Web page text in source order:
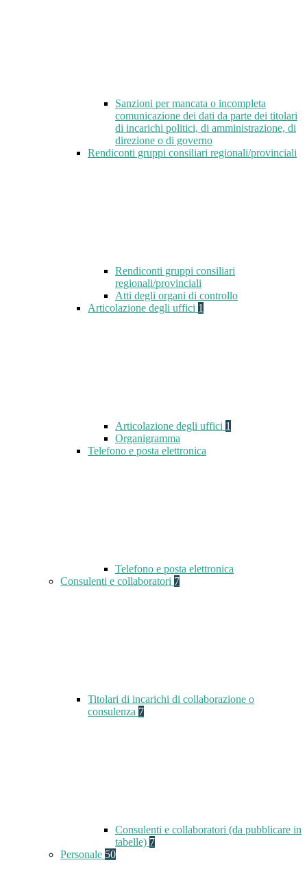
Sanzioni per mancata o incompleta
comunicazione dei dati da parte dei titolari
di incarichi politici, di amministrazione, di
direzione o di governo
Rendiconti gruppi consiliari regionali/provinciali
Rendiconti gruppi consiliari
regionali/provinciali
Atti degli organi di controllo
Articolazione degli uffici 1
Articolazione degli uffici 1
Organigramma
Telefono e posta elettronica
Telefono e posta elettronica
Consulenti e collaboratori 7
Titolari di incarichi di collaborazione o
consulenza 7
Consulenti e collaboratori (da pubblicare in
tabelle) 7
Personale 50